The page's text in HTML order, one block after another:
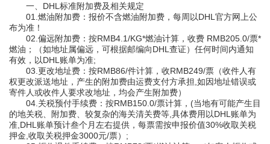
一、DHL标准附加费及相关规定
01.燃油附加费：报价不含燃油附加费，每周以DHL官方网上公
布为准！
02.偏远附加费：按RMB4.1/KG*燃油计算，收费 RMB205.0/票*
燃油；（如地址属偏远，可根据邮编向DHL查证）任何时间内通知
有效，以DHL账单为准;
03.更改地址费：按RMB86/件计算，收RMB249/票（收件人有
权更改派送地址，产生的附加费由运费支付方承担,如因地址错误或
寄件人或收件人要求改地址，均会产生附加费）
04.关税预付手续费：按RMB150.0/票计算，(当地有可能产生目
的地关税、附加费、较复杂的海关清关费等,具体费用以DHL账单为
准,DHL账单预计叁个月左右提供，每票需按申报价值30%收取关税
押金,收取关税押金3000元/票）;